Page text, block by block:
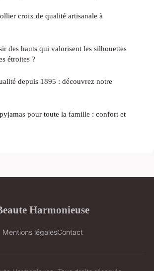
croix de qualité artisanale à
des hauts qui valorisent les silhouettes
étroites ?
depuis 1895 : découvrez notre
pour toute la famille : confort et
Harmonieuse
Mentions légalesContact